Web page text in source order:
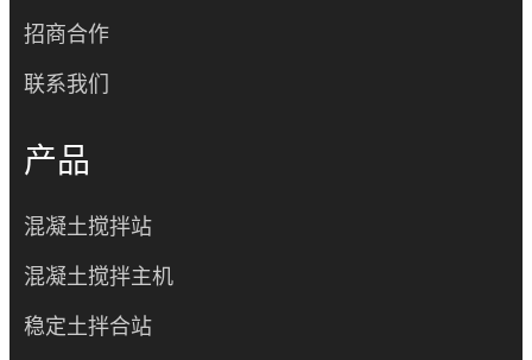
招商合作
联系我们
产品
混凝土搅拌站
混凝土搅拌主机
稳定土拌合站